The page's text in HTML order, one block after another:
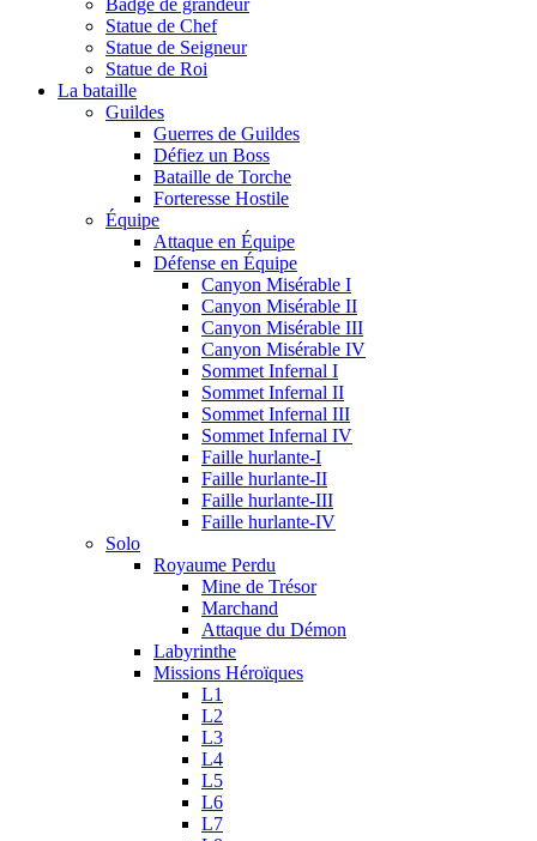
Badge de grandeur
Statue de Chef
Statue de Seigneur
Statue de Roi
La bataille
Guildes
Guerres de Guildes
Défiez un Boss
Bataille de Torche
Forteresse Hostile
Équipe
Attaque en Équipe
Défense en Équipe
Canyon Misérable I
Canyon Misérable II
Canyon Misérable III
Canyon Misérable IV
Sommet Infernal I
Sommet Infernal II
Sommet Infernal III
Sommet Infernal IV
Faille hurlante-I
Faille hurlante-II
Faille hurlante-III
Faille hurlante-IV
Solo
Royaume Perdu
Mine de Trésor
Marchand
Attaque du Démon
Labyrinthe
Missions Héroïques
L1
L2
L3
L4
L5
L6
L7